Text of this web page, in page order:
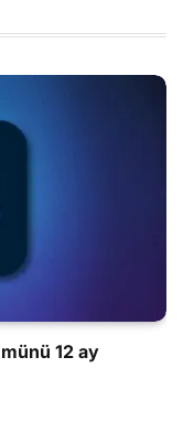
12 ay